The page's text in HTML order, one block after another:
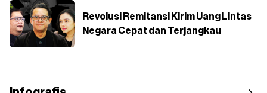
Revolusi Remitansi Kirim Uang Lintas
Negara Cepat dan Terjangkau